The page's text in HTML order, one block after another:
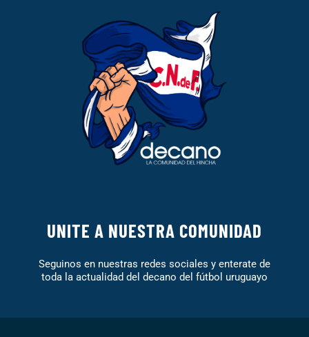
UNITE A NUESTRA COMUNIDAD
Seguinos en nuestras redes sociales y enterate de
toda la actualidad del decano del fútbol uruguayo